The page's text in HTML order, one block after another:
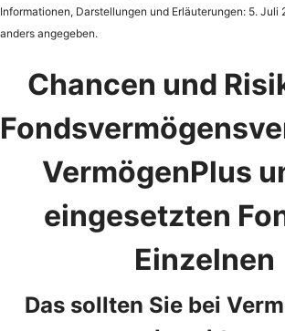
Informationen, Darstellungen und Erläuterungen: 5.
anders angegeben.
Chancen und
VermögenPlus
eingesetzten
Einzelnen
Das sollten Sie bei